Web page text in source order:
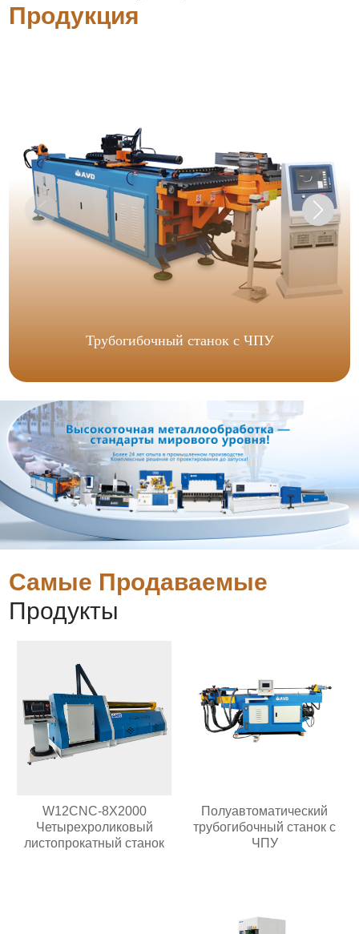
Продукция
Трубогибочный станок с ЧПУ
Самые Продаваемые
Продукты
W12CNC-8X2000
Четырехроликовый
листопрокатный станок
Полуавтоматический
трубогибочный станок с
ЧПУ